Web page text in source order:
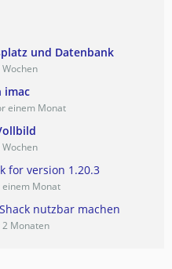
und Datenbank
imac
einem Monat
for version 1.20.3
einem Monat
nutzbar machen
2 Monaten